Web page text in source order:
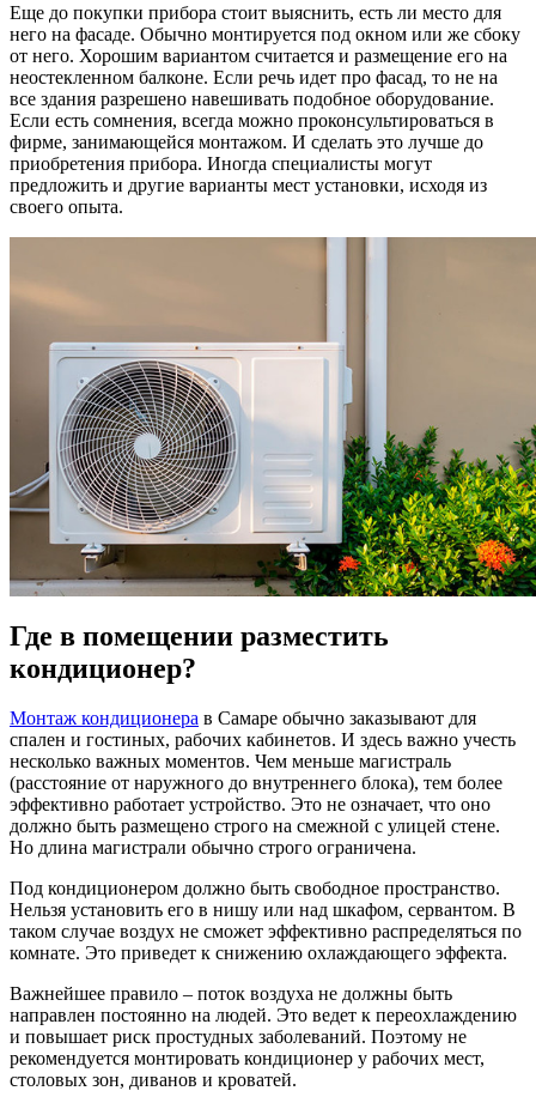
Еще до покупки прибора стоит выяснить, есть ли место для
него на фасаде. Обычно монтируется под окном или же сбоку
от него. Хорошим вариантом считается и размещение его на
неостекленном балконе. Если речь идет про фасад, то не на
все здания разрешено навешивать подобное оборудование.
Если есть сомнения, всегда можно проконсультироваться в
фирме, занимающейся монтажом. И сделать это лучше до
приобретения прибора. Иногда специалисты могут
предложить и другие варианты мест установки, исходя из
своего опыта.
Где в помещении разместить
кондиционер?
Монтаж кондиционера в Самаре обычно заказывают для
спален и гостиных, рабочих кабинетов. И здесь важно учесть
несколько важных моментов. Чем меньше магистраль
(расстояние от наружного до внутреннего блока), тем более
эффективно работает устройство. Это не означает, что оно
должно быть размещено строго на смежной с улицей стене.
Но длина магистрали обычно строго ограничена.
Под кондиционером должно быть свободное пространство.
Нельзя установить его в нишу или над шкафом, сервантом. В
таком случае воздух не сможет эффективно распределяться по
комнате. Это приведет к снижению охлаждающего эффекта.
Важнейшее правило – поток воздуха не должны быть
направлен постоянно на людей. Это ведет к переохлаждению
и повышает риск простудных заболеваний. Поэтому не
рекомендуется монтировать кондиционер у рабочих мест,
столовых зон, диванов и кроватей.